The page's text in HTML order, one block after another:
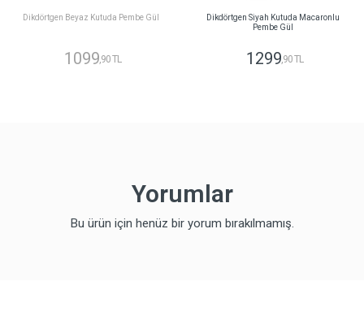
Dikdörtgen Beyaz Kutuda Pembe Gül
1099,90 TL
Dikdörtgen Siyah Kutuda Macaronlu
Pembe Gül
1299,90 TL
Yorumlar
Bu ürün için henüz bir yorum bırakılmamış.